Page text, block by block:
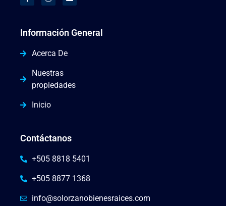
Información General
Acerca De
Nuestras
propiedades
Inicio
Contáctanos
+505 8818 5401
+505 8877 1368
info@solorzanobienesraices.com